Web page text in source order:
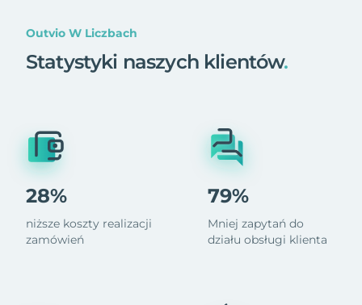
Outvio W Liczbach
Statystyki naszych klientów.
28%
niższe koszty realizacji
zamówień
79%
Mniej zapytań do
działu obsługi klienta